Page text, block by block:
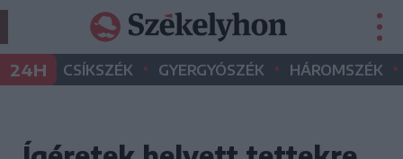
24H CSÍKSZÉK • GYERGYÓSZÉK • HÁROMSZÉK •